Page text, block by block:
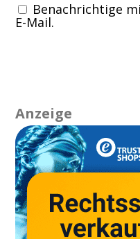
Benachrichtige
E-Mail.
Anzeige